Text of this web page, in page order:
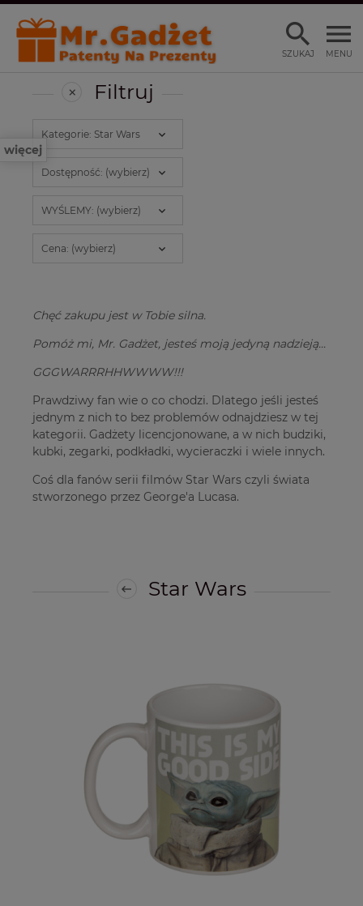
MENU
SZUKAJ
więcej
Filtruj
Kategorie: Star Wars
Dostępność: (wybierz)
WYŚLEMY: (wybierz)
Cena: (wybierz)
Chęć zakupu jest w Tobie silna.
Pomóż mi, Mr. Gadżet, jesteś moją jedyną nadzieją...
GGGWARRRHHWWWW!!!
Prawdziwy fan wie o co chodzi. Dlatego jeśli jesteś
jednym z nich to bez problemów odnajdziesz w tej
kategorii. Gadżety licencjonowane, a w nich budziki,
kubki, zegarki, podkładki, wycieraczki i wiele innych.
Coś dla fanów serii filmów Star Wars czyli świata
stworzonego przez George'a Lucasa.
Star Wars